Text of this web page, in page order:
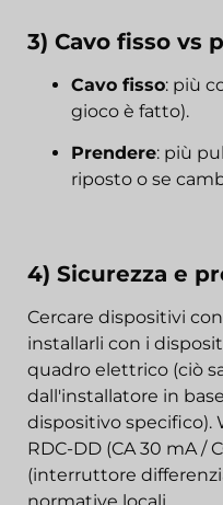
3) Cavo fisso vs
Cavo fisso: più
gioco è fatto).
Prendere: più
riposto o se
4) Sicurezza e
Cercare dispositivi
installarli con i
quadro elettrico (ciò
dall'installatore in
dispositivo specifico).
RDC-DD (CA 30 mA /
(interruttore